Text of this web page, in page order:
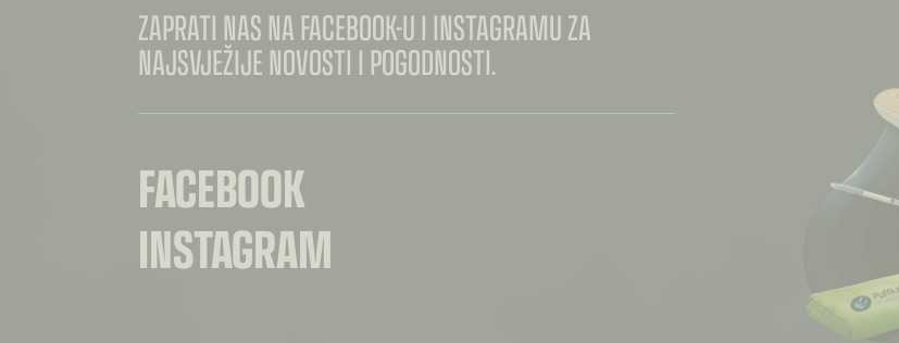
ZAPRATI NAS NA FACEBOOK-U I INSTAGRAMU ZA
NAJSVJEŽIJE NOVOSTI I POGODNOSTI.
FACEBOOK
INSTAGRAM